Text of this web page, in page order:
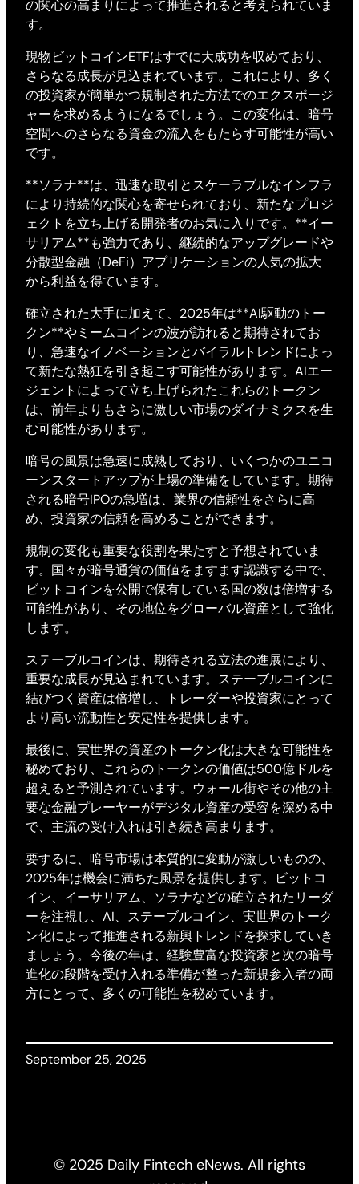
の関心の高まりによって推進されると考えられていま
す。
現物ビットコインETFはすでに大成功を収めており、
さらなる成長が見込まれています。これにより、多く
の投資家が簡単かつ規制された方法でのエクスポージ
ャーを求めるようになるでしょう。この変化は、暗号
空間へのさらなる資金の流入をもたらす可能性が高い
です。
**ソラナ**は、迅速な取引とスケーラブルなインフラ
により持続的な関心を寄せられており、新たなプロジ
ェクトを立ち上げる開発者のお気に入りです。**イー
サリアム**も強力であり、継続的なアップグレードや
分散型金融（DeFi）アプリケーションの人気の拡大
から利益を得ています。
確立された大手に加えて、2025年は**AI駆動のトー
クン**やミームコインの波が訪れると期待されてお
り、急速なイノベーションとバイラルトレンドによっ
て新たな熱狂を引き起こす可能性があります。AIエー
ジェントによって立ち上げられたこれらのトークン
は、前年よりもさらに激しい市場のダイナミクスを生
む可能性があります。
暗号の風景は急速に成熟しており、いくつかのユニコ
ーンスタートアップが上場の準備をしています。期待
される暗号IPOの急増は、業界の信頼性をさらに高
め、投資家の信頼を高めることができます。
規制の変化も重要な役割を果たすと予想されていま
す。国々が暗号通貨の価値をますます認識する中で、
ビットコインを公開で保有している国の数は倍増する
可能性があり、その地位をグローバル資産として強化
します。
ステーブルコインは、期待される立法の進展により、
重要な成長が見込まれています。ステーブルコインに
結びつく資産は倍増し、トレーダーや投資家にとって
より高い流動性と安定性を提供します。
最後に、実世界の資産のトークン化は大きな可能性を
秘めており、これらのトークンの価値は500億ドルを
超えると予測されています。ウォール街やその他の主
要な金融プレーヤーがデジタル資産の受容を深める中
で、主流の受け入れは引き続き高まります。
要するに、暗号市場は本質的に変動が激しいものの、
2025年は機会に満ちた風景を提供します。ビットコ
イン、イーサリアム、ソラナなどの確立されたリーダ
ーを注視し、AI、ステーブルコイン、実世界のトーク
ン化によって推進される新興トレンドを探求していき
ましょう。今後の年は、経験豊富な投資家と次の暗号
進化の段階を受け入れる準備が整った新規参入者の両
方にとって、多くの可能性を秘めています。
September 25, 2025
© 2025 Daily Fintech eNews. All rights